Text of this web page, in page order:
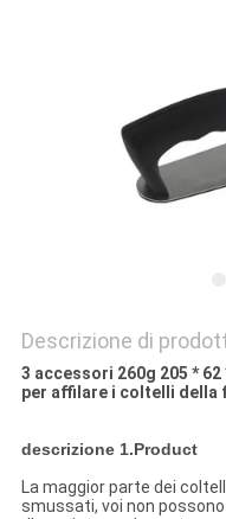
PRIVACY
Descrizione di
3 accessori 260g 205 *
per affilare i coltelli della
descrizione 1.Product
La maggior parte dei
smussati, voi non